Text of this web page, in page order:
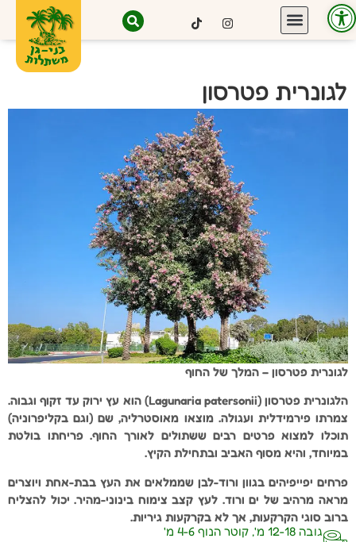
לגונרית פטרסון
לגונרית פטרסון – המלך של החוף
הלגונרית פטרסון (Lagunaria patersonii) הוא עץ ירוק עד זקוף וגבוה.
צמרתו פירמידלית ועגולה. מוצאו מאוסטרליה, שם (וגם בקליפרוניה)
תוכלו למצוא פרטים רבים ששתולים לאורך החוף. פריחתו בולטת
במיוחד, והיא מסוף האביב ובתחילת הקיץ.
פרחים יפייפיהים בגוון ורוד-לבן שממלאים את העץ בבת-אחת ויוצרים
מראה מרהיב של ים ורוד. לעץ קצב צימוח בינוני-מהיר. יכול להצליח
ברוב סוגי הקרקעות, אך לא בקרקעות גיריות.
גובה 12-18 מ', קוטר הנוף 4-6 מ'